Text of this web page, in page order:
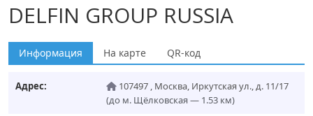
DELFIN GROUP RUSSIA
Информация На карте QR-код
Адрес: 107497 , Москва, Иркутская ул., д. 11/17
(до м. Щёлковская — 1.53 км)